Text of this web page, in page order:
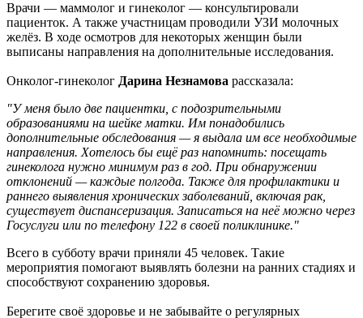
Врачи — маммолог и гинеколог — консультировали
пациенток. А также участницам проводили УЗИ молочных
желёз. В ходе осмотров для некоторых женщин были
выписаны направления на дополнительные исследования.
Онколог-гинеколог Дарина Незнамова рассказала:
"У меня было две пациентки, с подозрительными
образованиями на шейке матки. Им понадобились
дополнительные обследования — я выдала им все необходимые
направления. Хотелось бы ещё раз напомнить: посещать
гинеколога нужно минимум раз в год. При обнаружении
отклонений — каждые полгода. Также для профилактики и
раннего выявления хронических заболеваний, включая рак,
существует диспансеризация. Записаться на неё можно через
Госуслуги или по телефону 122 в своей поликлинике."
Всего в субботу врачи приняли 45 человек. Такие
мероприятия помогают выявлять болезни на ранних стадиях и
способствуют сохранению здоровья.
Берегите своё здоровье и не забывайте о регулярных